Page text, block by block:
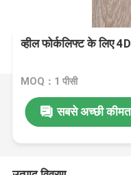
व्हील फोर्कलिफ्ट के
MOQ：1 पीसी
सबसे अच्छी कीमत